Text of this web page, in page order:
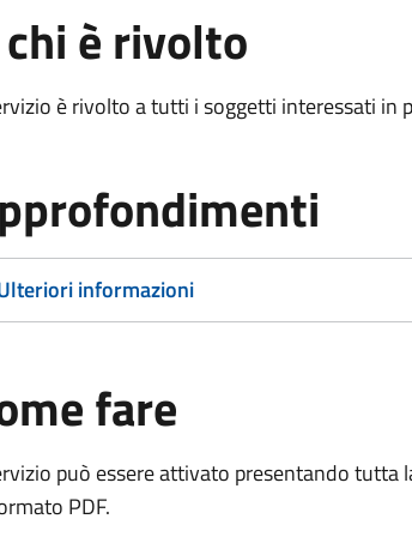
è rivolto
è rivolto a tutti i soggetti interessati in
informazioni
fare
può essere attivato presentando
PDF.